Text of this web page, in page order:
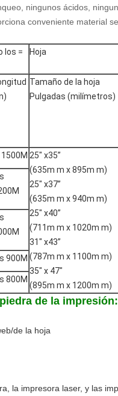
ningunos ácidos,
conveniente material
los =
Hoja
Tamaño de la hoja
Pulgadas (milímetros)
25" x35”
(635m m x 895m m)
25" x37”
(635m m x 940m m)
25" x40”
(711m m x 1020m m)
31" x43”
(787m m x 1100m m)
35" x 47"
(895m m x 1200m m)
900M
800M
de la impresión:
de la hoja
la impresora laser, y las